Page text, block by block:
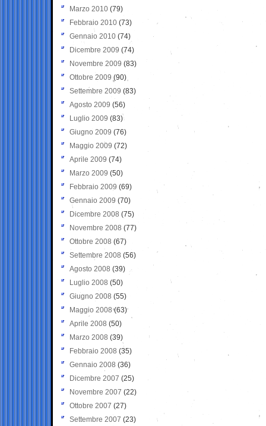
Marzo 2010 (79)
Febbraio 2010 (73)
Gennaio 2010 (74)
Dicembre 2009 (74)
Novembre 2009 (83)
Ottobre 2009 (90)
Settembre 2009 (83)
Agosto 2009 (56)
Luglio 2009 (83)
Giugno 2009 (76)
Maggio 2009 (72)
Aprile 2009 (74)
Marzo 2009 (50)
Febbraio 2009 (69)
Gennaio 2009 (70)
Dicembre 2008 (75)
Novembre 2008 (77)
Ottobre 2008 (67)
Settembre 2008 (56)
Agosto 2008 (39)
Luglio 2008 (50)
Giugno 2008 (55)
Maggio 2008(63)
Aprile 2008 (50)
Marzo 2008 (39)
Febbraio 2008 (35)
Gennaio 2008 (36)
Dicembre 2007 (25)
Novembre 2007 (22)
Ottobre 2007 (27)
Settembre 2007 (23)